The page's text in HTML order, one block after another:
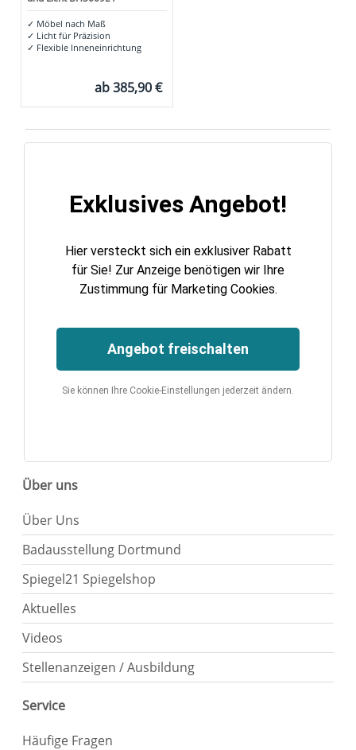
✓ Möbel nach Maß
✓ Licht für Präzision
✓ Flexible Inneneinrichtung
ab385,90 €
Exklusives Angebot!
Hier versteckt sich ein exklusiver Rabatt
für Sie! Zur Anzeige benötigen wir Ihre
Zustimmung für Marketing Cookies.
Angebot freischalten
Sie können Ihre Cookie-Einstellungen jederzeit ändern.
Über uns
Über Uns
Badausstellung Dortmund
Spiegel21 Spiegelshop
Aktuelles
Videos
Stellenanzeigen / Ausbildung
Service
Häufige Fragen